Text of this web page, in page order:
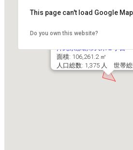
沖縄県那覇市久米１丁目
面積: 106,261.2 ㎡
人口総数: 1,375 人 世帯総
This page can't load Google
Do you own this website?